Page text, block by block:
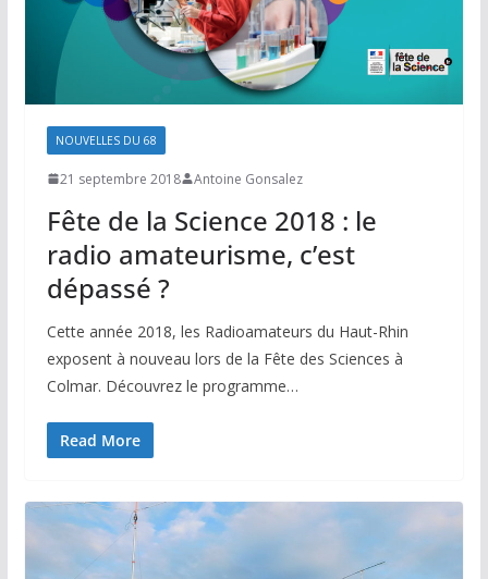
NOUVELLES DU 68
21 septembre 2018 Antoine Gonsalez
Fête de la Science 2018 : le
radio amateurisme, c’est
dépassé ?
Cette année 2018, les Radioamateurs du Haut-Rhin
exposent à nouveau lors de la Fête des Sciences à
Colmar. Découvrez le programme…
Read More